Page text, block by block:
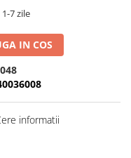
1-7 zile
IN COS
informatii